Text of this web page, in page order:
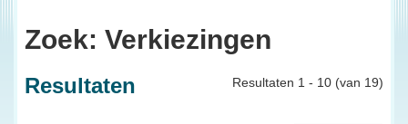
Zoek: Verkiezingen
Resultaten 1 - 10 (van 19)
Resultaten